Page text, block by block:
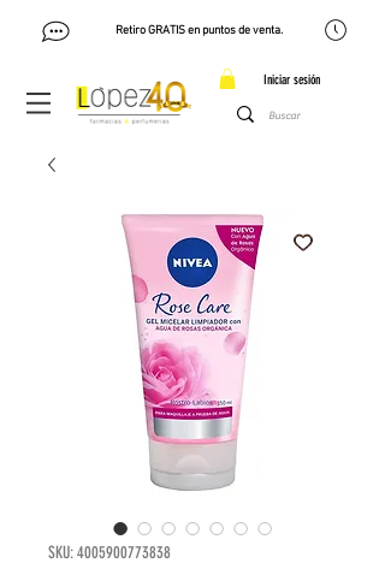
Retiro GRATIS en puntos de venta.
Iniciar sesión
SKU: 4005900773838